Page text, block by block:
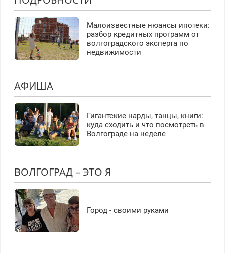
Малоизвестные нюансы ипотеки:
разбор кредитных программ от
волгоградского эксперта по
недвижимости
АФИША
Гигантские нарды, танцы, книги:
куда сходить и что посмотреть в
Волгограде на неделе
ВОЛГОГРАД – ЭТО Я
Город - своими руками